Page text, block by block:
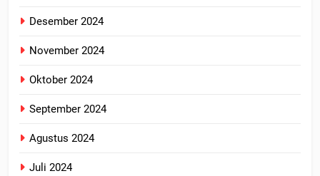
Desember 2024
November 2024
Oktober 2024
September 2024
Agustus 2024
Juli 2024